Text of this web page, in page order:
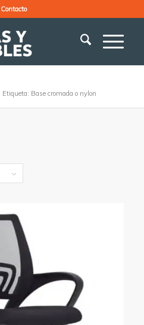
Contacto
Etiqueta: Base cromada o nylon